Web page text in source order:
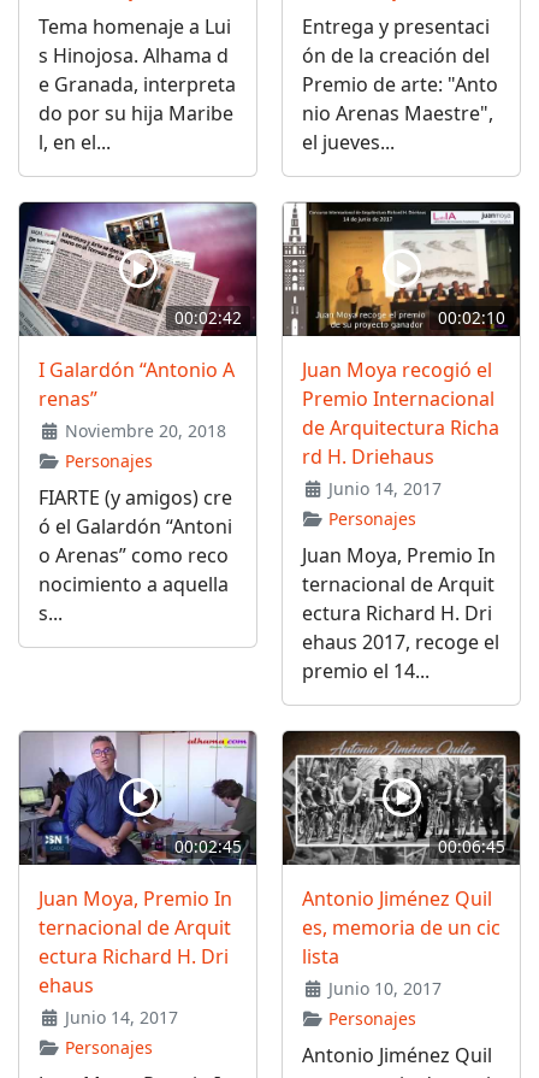
Tema homenaje a Lui
s Hinojosa. Alhama d
e Granada, interpreta
do por su hija Maribe
l, en el...
Entrega y presentaci
ón de la creación del
Premio de arte: "Anto
nio Arenas Maestre",
el jueves...
00:02:42
I Galardón “Antonio A
renas”
Noviembre 20, 2018
Personajes
FIARTE (y amigos) cre
ó el Galardón “Antoni
o Arenas” como reco
nocimiento a aquella
s...
00:02:10
Juan Moya recogió el
Premio Internacional
de Arquitectura Richa
rd H. Driehaus
Junio 14, 2017
Personajes
Juan Moya, Premio In
ternacional de Arquit
ectura Richard H. Dri
ehaus 2017, recoge el
premio el 14...
00:02:45
Juan Moya, Premio In
ternacional de Arquit
ectura Richard H. Dri
ehaus
Junio 14, 2017
Personajes
00:06:45
Antonio Jiménez Quil
es, memoria de un cic
lista
Junio 10, 2017
Personajes
Antonio Jiménez Quil